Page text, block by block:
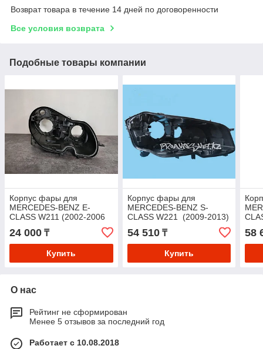
Возврат товара в течение 14 дней по договоренности
Все условия возврата
Подобные товары компании
Корпус фары для
MERCEDES-BENZ E-
CLASS W211 (2002-2006
24 000 ₸
Купить
Корпус фары для
MERCEDES-BENZ S-
CLASS W221 (2009-2013)
54 510₸
Купить
58
О нас
Рейтинг не сформирован
Менее 5 отзывов за последний год
Работает с 10.08.2018